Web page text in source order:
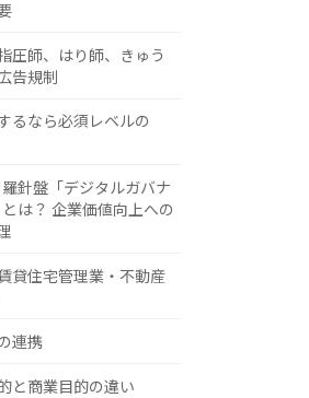
圧師、はり師、きゅう
告規制
るなら必須レベルの
羅針盤「デジタルガバナ
は？ 企業価値向上への
貸住宅管理業・不動産
連携
と商業目的の違い